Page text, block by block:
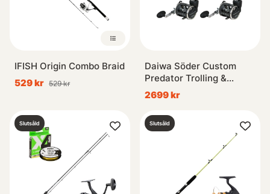
IFISH Origin Combo Braid
529 kr 529 kr
Daiwa Söder Custom
Predator Trolling &
Okuma Convector LC
CV-20D Combo 2-Pack
2699 kr
Slutsåld Slutsåld